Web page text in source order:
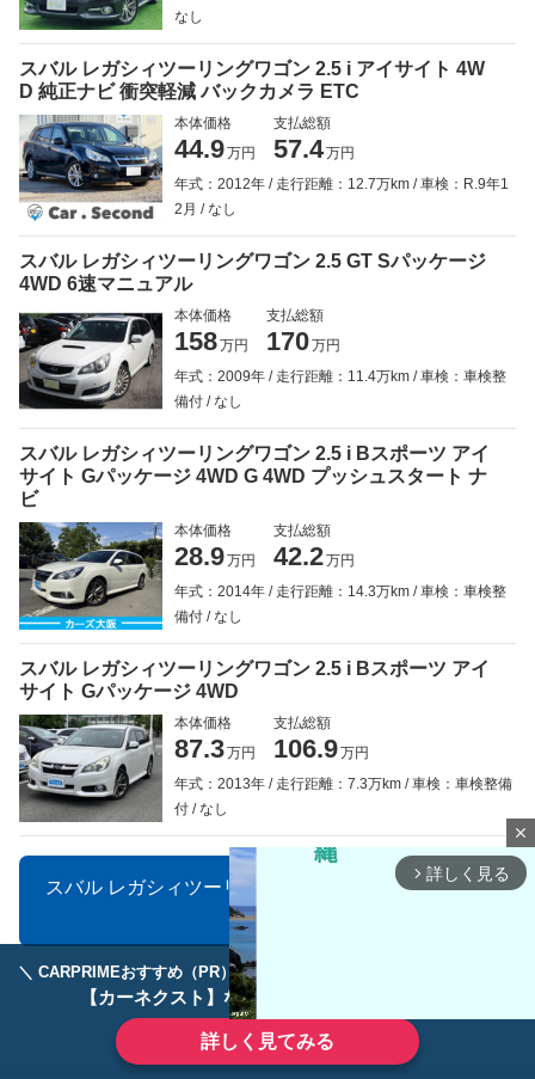
＼ CARPRIMEおすすめ（PR） ／
【カーネクスト】ならどんなクルマも高価買取
詳しく見てみる
なし
スバル レガシィツーリングワゴン 2.5 i アイサイト 4W
D 純正ナビ 衝突軽減 バックカメラ ETC
本体価格
44.9万円
支払総額
57.4万円
年式：2012年
走行距離：12.7万km
車検：R.9年1
2月
なし
スバル レガシィツーリングワゴン 2.5 GT Sパッケージ
4WD 6速マニュアル
本体価格
158万円
支払総額
170万円
年式：2009年
走行距離：11.4万km
車検：車検整
備付
なし
スバル レガシィツーリングワゴン 2.5 i Bスポーツ アイ
サイト Gパッケージ 4WD G 4WD プッシュスタート ナ
ビ
本体価格
28.9万円
支払総額
42.2万円
年式：2014年
走行距離：14.3万km
車検：車検整
備付
なし
スバル レガシィツーリングワゴン 2.5 i Bスポーツ アイ
サイト Gパッケージ 4WD
本体価格
87.3万円
支払総額
106.9万円
年式：2013年
走行距離：7.3万km
車検：車検整備
付
なし
スバル レガシィツーリングワゴンの中古車一覧を見
close
arrow_forward_ios 詳しく見る